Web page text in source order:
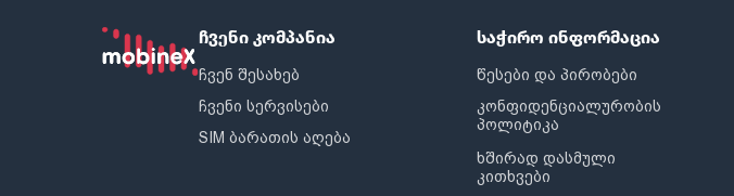
ჩვენი კომპანია
ჩვენ შესახებ
ჩვენი სერვისები
SIM ბარათის აღება
საჭირო ინფორმაცია
წესები და პირობები
კონფიდენციალურობის
პოლიტიკა
ხშირად დასმული
კითხვები